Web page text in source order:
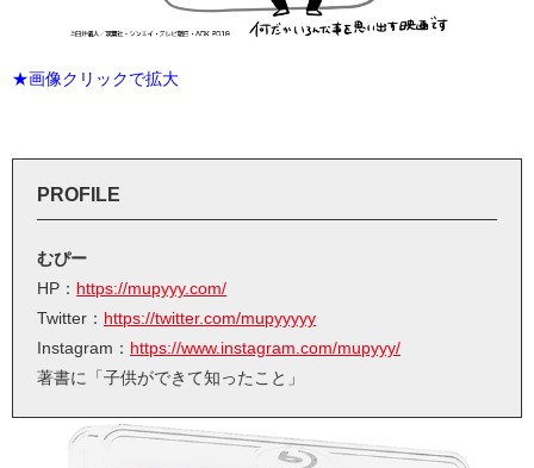
★画像クリックで拡大
PROFILE
むぴー
HP： https://mupyyy.com/
Twitter： https://twitter.com/mupyyyyy
Instagram： https://www.instagram.com/mupyyy/
著書に「子供ができて知ったこと」